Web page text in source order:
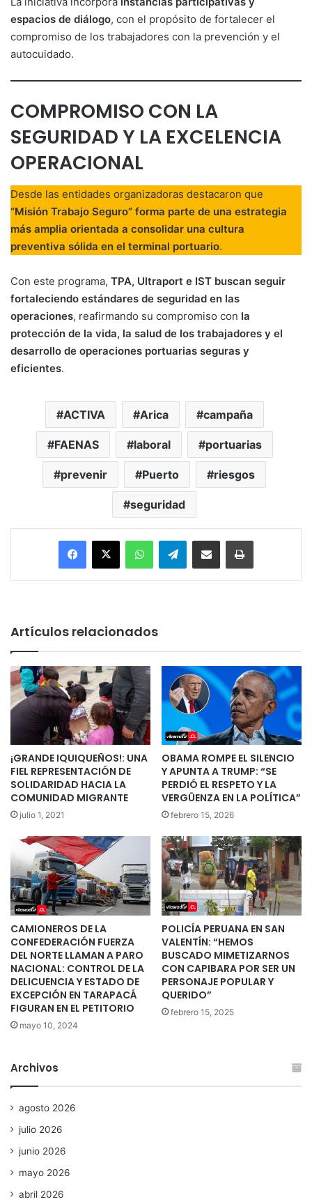
espacios de diálogo, con el propósito de fortalecer el
compromiso de los trabajadores con la prevención y el
autocuidado.
COMPROMISO CON LA
SEGURIDAD Y LA EXCELENCIA
OPERACIONAL
Desde las entidades organizadoras destacaron que
“Misión Trabajo Seguro” forma parte de una estrategia
más amplia orientada a consolidar una cultura
preventiva sólida en el terminal portuario.
Con este programa, TPA, Ultraport e IST buscan seguir
fortaleciendo estándares de seguridad en las
operaciones, reafirmando su compromiso con la
protección de la vida, la salud de los trabajadores y el
desarrollo de operaciones portuarias seguras y
eficientes.
ACTIVA Arica campaña
FAENAS laboral portuarias
prevenir Puerto riesgos
seguridad
Facebook
X WhatsAppTelegramEnviar vía email Imprimir
Artículos relacionados
¡GRANDE IQUIQUEÑOS!: UNA
FIEL REPRESENTACIÓN DE
SOLIDARIDAD HACIA LA
COMUNIDAD MIGRANTE
julio 1, 2021
OBAMA ROMPE EL SILENCIO
Y APUNTA A TRUMP: “SE
PERDIÓ EL RESPETO Y LA
VERGÜENZA EN LA POLÍTICA”
febrero 15, 2026
CAMIONEROS DE LA
CONFEDERACIÓN FUERZA
DEL NORTE LLAMAN A PARO
NACIONAL: CONTROL DE LA
DELICUENCIA Y ESTADO DE
EXCEPCIÓN EN TARAPACÁ
FIGURAN EN EL PETITORIO
mayo 10, 2024
POLICÍA PERUANA EN SAN
VALENTÍN: “HEMOS
BUSCADO MIMETIZARNOS
CON CAPIBARA POR SER UN
PERSONAJE POPULAR Y
QUERIDO”
febrero 15, 2025
Archivos
agosto 2026
julio 2026
junio 2026
mayo 2026
abril 2026